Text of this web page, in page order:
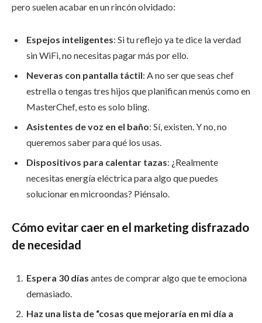
pero suelen acabar en un rincón olvidado:
Espejos inteligentes: Si tu reflejo ya te dice la verdad
sin WiFi, no necesitas pagar más por ello.
Neveras con pantalla táctil: A no ser que seas chef
estrella o tengas tres hijos que planifican menús como en
MasterChef, esto es solo bling.
Asistentes de voz en el baño: Sí, existen. Y no, no
queremos saber para qué los usas.
Dispositivos para calentar tazas: ¿Realmente
necesitas energía eléctrica para algo que puedes
solucionar en microondas? Piénsalo.
Cómo evitar caer en el marketing disfrazado
de necesidad
Espera 30 días antes de comprar algo que te emociona
demasiado.
Haz una lista de “cosas que mejoraría en mi día a